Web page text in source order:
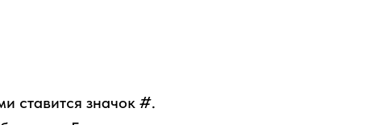
ставится значок #.